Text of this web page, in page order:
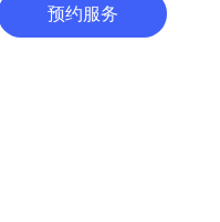
全国热线: 400-996-0801
预约服务